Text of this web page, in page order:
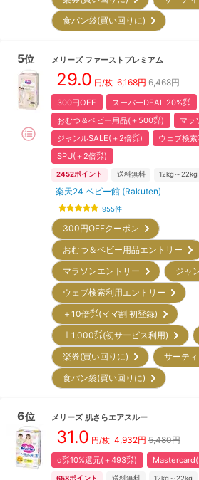
食パン袋(買い回りに)
5位 メリーズ ファーストプレミアム
29.0 円/枚 6,168円 6,468円
300円OFF
スーパーDEAL 20%㌽
おむつ＆ベビー用品(＋500㌽)
マラ
ジャンルSALE(＋2倍㌽)
ウェブ検
SPU(＋2倍㌽)
2452ポイント 送料無料 12kg～22kg
楽天24 ベビー館 (Rakuten)
955件
300円OFFクーポン
おむつ＆ベビー用品エントリー
マラソンエントリー
ジャ
ウェブ検索利用エントリー
＋10倍㌽(ママ割 初登録)
＋1,000㌽(初サービス利用)
楽券(買い回りに)
サーテ
食パン袋(買い回りに)
6位 メリーズ 肌さらエアスルー
31.0 円/枚 4,932円 5,480円
d㌽10%還元(＋493㌽) Mastercard(
658ポイント 送料無料 12kg～22kg